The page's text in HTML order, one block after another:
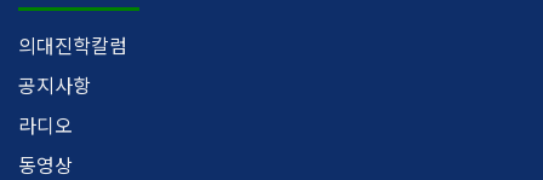
의대진학칼럼
공지사항
라디오
동영상